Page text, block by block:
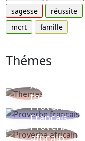
sagesse
réussite
mort
famille
Thémes
Autres
thèmes
Proverbe
Français
Proverbe
africain